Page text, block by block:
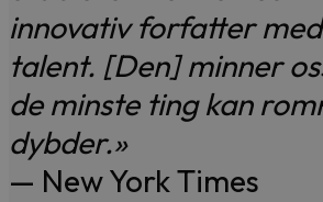
innovativ forfatter
talent. [Den] minner
de minste ting kan
dybder.»
— New York Times